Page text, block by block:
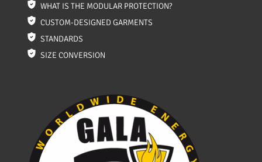
WHAT IS THE MODULAR PROTECTION?
CUSTOM-DESIGNED GARMENTS
STANDARDS
SIZE CONVERSION